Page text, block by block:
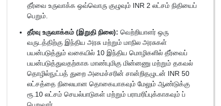
தீர்வை உருவாக்க ஒவ்வொரு குழுவும் INR 2 லட்சம் நிதியைப்
பெறும்.
தீர்வு உருவாக்கம் (இறுதி நிலை): வெற்றியாளர் ஒரு
வருடத்திற்கு இந்திய அரசு மற்றும் மாநில அரசுகள்
பயன்படுத்தும் வகையில் 10 இந்திய மொழிகளில் தீர்வைப்
பயன்படுத்துவதற்காக மாண்புமிகு மின்னணு மற்றும் தகவல்
தொழில்நுட்பத் துறை அமைச்சரின் சான்றிதழுடன் INR 50
லட்சத்தை நிலையான தொகையாகவும் மேலும் ஆண்டுக்கு
ரூ.10 லட்சம் செயல்பாடுகள் மற்றும் பராமரிப்புக்காகவும் ப்